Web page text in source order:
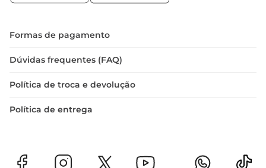
Formas de pagamento
Dúvidas frequentes (FAQ)
Política de troca e devolução
Política de entrega